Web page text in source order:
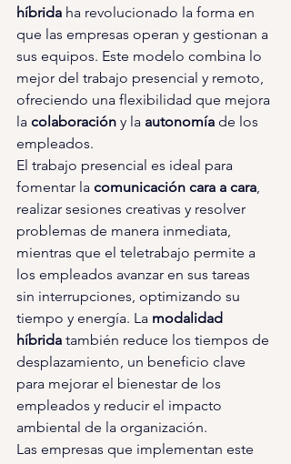
híbrida ha revolucionado la forma en
que las empresas operan y gestionan a
sus equipos. Este modelo combina lo
mejor del trabajo presencial y remoto,
ofreciendo una flexibilidad que mejora
la colaboración y la autonomía de los
empleados.
El trabajo presencial es ideal para
fomentar la comunicación cara a cara,
realizar sesiones creativas y resolver
problemas de manera inmediata,
mientras que el teletrabajo permite a
los empleados avanzar en sus tareas
sin interrupciones, optimizando su
tiempo y energía. La modalidad
híbrida también reduce los tiempos de
desplazamiento, un beneficio clave
para mejorar el bienestar de los
empleados y reducir el impacto
ambiental de la organización.
Las empresas que implementan este